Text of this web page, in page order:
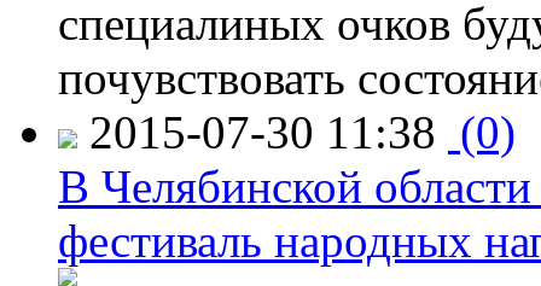
специалиных очков
почувствовать
2015-07-30 11:38 (0)
В Челябинской
фестиваль народных